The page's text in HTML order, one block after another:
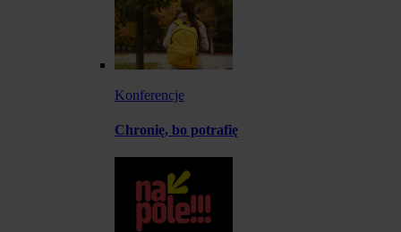
Konferencje
Chronię, bo potrafię